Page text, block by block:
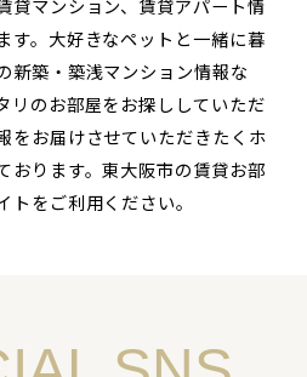
す。大好きなペットと一緒に暮
新築・築浅マンション情報な
リのお部屋をお探ししていただ
をお届けさせていただきたくホ
おります。東大阪市の賃貸お部
をご利用ください。